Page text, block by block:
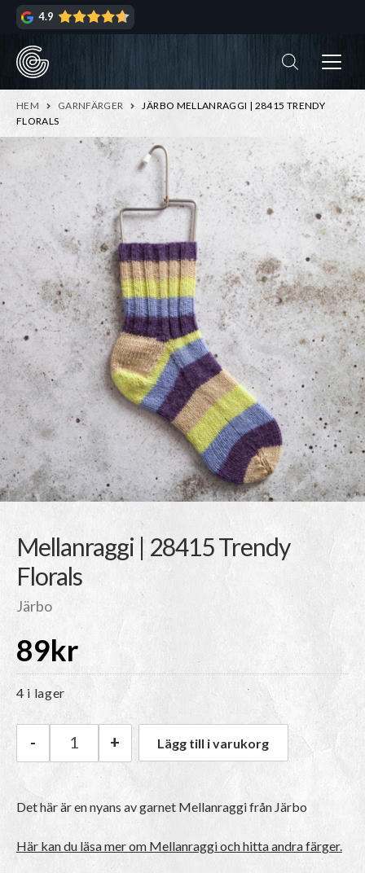
Hoppa
navigering
Hoppa
innehåll
4.9
HEM GARNFÄRGER
JÄRBO MELLANRAGGI | 28415 TRENDY
FLORALS
Mellanraggi | 28415 Trendy
Florals
Järbo
89kr
4 i lager
Järbo Mellanraggi | 28415 Trendy Florals
- + Lägg till i varukorg
Det här är en nyans av garnet Mellanraggifrån Järbo
Här kan du läsa mer om Mellanraggi och hitta andra färger.